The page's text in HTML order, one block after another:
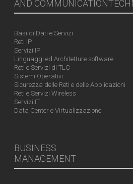
AND
Basi di Dati e Servizi
Reti IP
Servizi IP
Linguaggi ed Architetture software
Reti e Servizi di TLC
Sistemi Operativi
Sicurezza delle Reti e delle Applicazioni
Reti e Servizi Wireless
Servizi IT
Data Center e Virtualizzazione
BUSINESS
MANAGEMENT